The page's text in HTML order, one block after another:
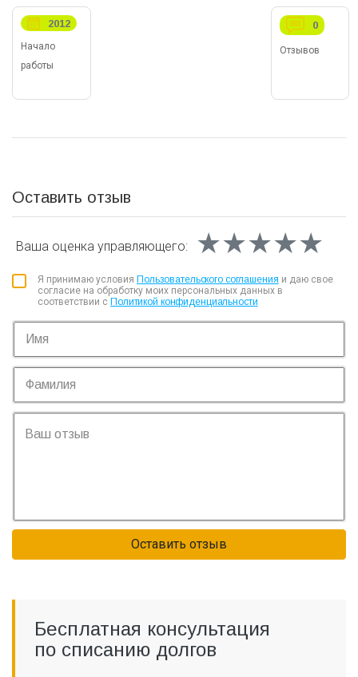
Начало
работы
2012
Отзывов
0
Оставить отзыв
Ваша оценка управляющего: ★★★★★
★★★★★
★★★★★
Я принимаю условия Пользовательского соглашения и даю свое
согласие на обработку моих персональных данных в
соответствии с Политикой конфиденциальности
Оставить отзыв
Бесплатная консультация
по списанию долгов